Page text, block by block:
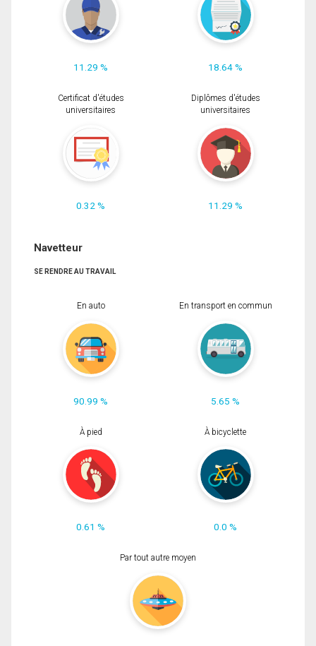
11.29 % 18.64 %
Certificat d'études
universitaires
0.32 %
Diplômes d'études
universitaires
11.29 %
Navetteur
SE RENDRE AU TRAVAIL
En auto
90.99 %
En transport en commun
5.65 %
À pied
0.61 %
À bicyclette
0.0 %
Par tout autre moyen